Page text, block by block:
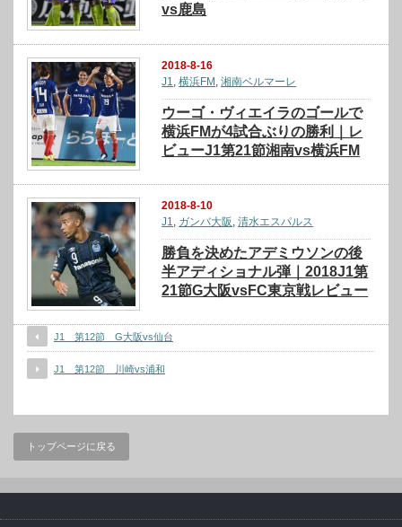
vs鹿島
2018-8-16
J1
,横浜FM ,湘南ベルマーレ
ウーゴ・ヴィエイラのゴールで
横浜FMが4試合ぶりの勝利｜レ
ビューJ1第21節湘南vs横浜FM
2018-8-10
J1, ガンバ大阪 ,清水エスパルス
勝負を決めたアデミウソンの後
半アディショナル弾｜2018J1第
21節G大阪vsFC東京戦レビュー
J1 第12節 G大阪vs仙台
J1 第12節 川崎vs浦和
トップページに戻る